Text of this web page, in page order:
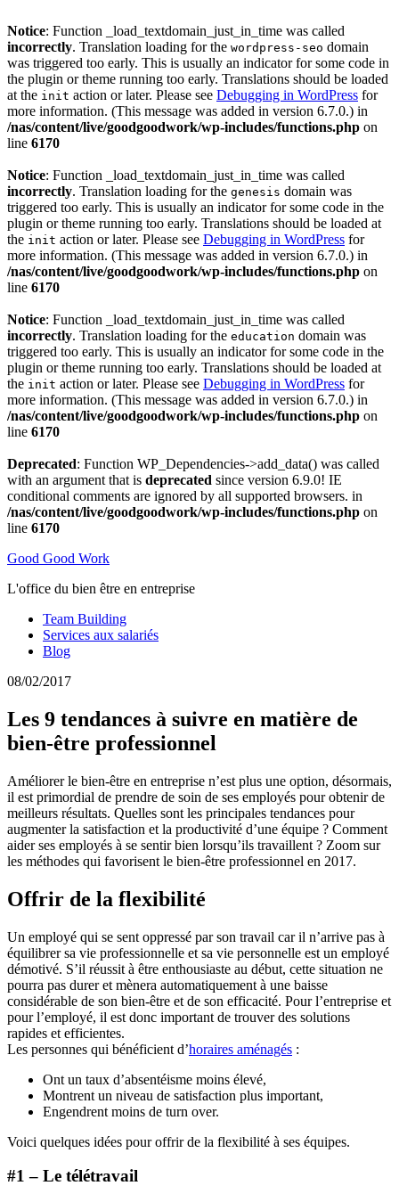
Notice: Function _load_textdomain_just_in_time was called
incorrectly. Translation loading for the wordpress-seo domain
was triggered too early. This is usually an indicator for some code in
the plugin or theme running too early. Translations should be loaded
at the init action or later. Please see Debugging in WordPress for
more information. (This message was added in version 6.7.0.) in
/nas/content/live/goodgoodwork/wp-includes/functions.php on
line 6170
Notice: Function _load_textdomain_just_in_time was called
incorrectly. Translation loading for the genesis domain was
triggered too early. This is usually an indicator for some code in the
plugin or theme running too early. Translations should be loaded at
the init action or later. Please see Debugging in WordPress for
more information. (This message was added in version 6.7.0.) in
/nas/content/live/goodgoodwork/wp-includes/functions.php on
line 6170
Notice: Function _load_textdomain_just_in_time was called
incorrectly. Translation loading for the education domain was
triggered too early. This is usually an indicator for some code in the
plugin or theme running too early. Translations should be loaded at
the init action or later. Please see Debugging in WordPress for
more information. (This message was added in version 6.7.0.) in
/nas/content/live/goodgoodwork/wp-includes/functions.php on
line 6170
Deprecated: Function WP_Dependencies->add_data() was called
with an argument that is deprecated since version 6.9.0! IE
conditional comments are ignored by all supported browsers. in
/nas/content/live/goodgoodwork/wp-includes/functions.php on
line 6170
Good Good Work
L'office du bien être en entreprise
Team Building
Services aux salariés
Blog
08/02/2017
Les 9 tendances à suivre en matière de
bien-être professionnel
Améliorer le bien-être en entreprise n’est plus une option, désormais,
il est primordial de prendre de soin de ses employés pour obtenir de
meilleurs résultats. Quelles sont les principales tendances pour
augmenter la satisfaction et la productivité d’une équipe ? Comment
aider ses employés à se sentir bien lorsqu’ils travaillent ? Zoom sur
les méthodes qui favorisent le bien-être professionnel en 2017.
Offrir de la flexibilité
Un employé qui se sent oppressé par son travail car il n’arrive pas à
équilibrer sa vie professionnelle et sa vie personnelle est un employé
démotivé. S’il réussit à être enthousiaste au début, cette situation ne
pourra pas durer et mènera automatiquement à une baisse
considérable de son bien-être et de son efficacité. Pour l’entreprise et
pour l’employé, il est donc important de trouver des solutions
rapides et efficientes.
Les personnes qui bénéficient d’horaires aménagés :
Ont un taux d’absentéisme moins élevé,
Montrent un niveau de satisfaction plus important,
Engendrent moins de turn over.
Voici quelques idées pour offrir de la flexibilité à ses équipes.
#1 – Le télétravail